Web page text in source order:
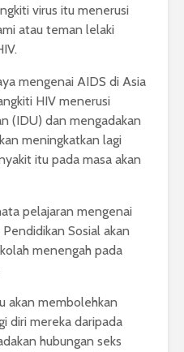
virus itu menerusi
atau teman lelaki
mengenai AIDS di Asia
HIV menerusi
(IDU) dan mengadakan
meningkatkan lagi
itu pada masa akan
pelajaran mengenai
Sosial akan
menengah pada
akan membolehkan
diri mereka daripada
hubungan seks